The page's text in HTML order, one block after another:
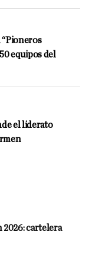
equipos del
el liderato
2026: cartelera